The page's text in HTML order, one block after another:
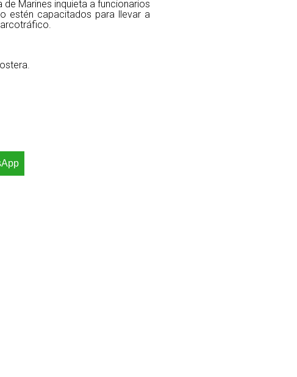
Marines inquieta a funcionarios
estén capacitados para llevar a